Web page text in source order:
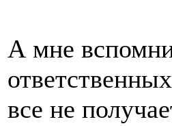
А мне
все не